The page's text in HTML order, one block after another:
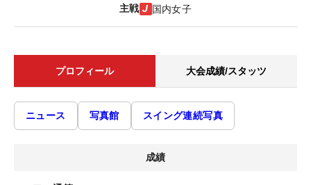
主戦 国内女子
プロフィール 大会成績/スタッツ
ニュース 写真館 スイング連続写真
成績